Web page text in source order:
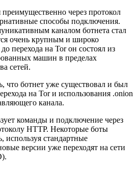
преимущественно через протокол
способы подключения.
каналом ботнета стал
очень крупным и широко
перехода на Tor он состоял из
машин в пределах
сетей.
что ботнет уже существовал и был
на Tor и использования .onion
канала.
команды и подключение через
HTTP. Некоторые боты
используя стандартные
версии уже переходят на сети